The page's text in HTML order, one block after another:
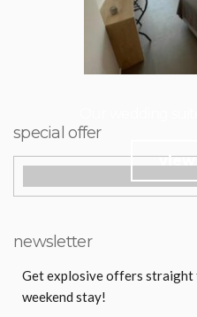
special offer
newsletter
Get explosive offers straight
weekend stay!